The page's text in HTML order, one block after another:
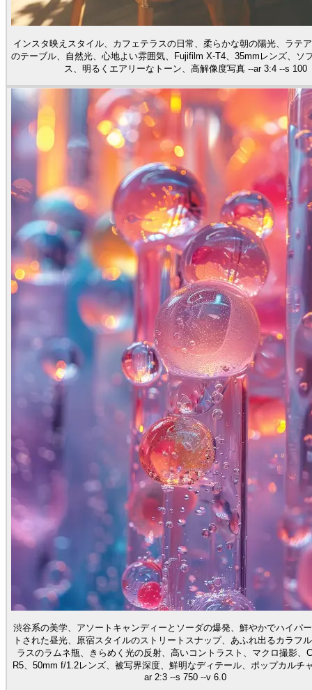
インスタ映えスタイル、カフェテラスの日常、柔らかな朝の陽光、ラテ
のテーブル、自然光、心地よい雰囲気、Fujifilm X-T4、35mmレンズ、ソ
ス、明るくエアリーなトーン、高解像度写真 --ar 3:4 --s 100
渋谷系の美学、アソートキャンディーとソーダの爆発、鮮やかでハイパ
トされた昼光、原宿スタイルのストリートスナップ、あふれ出るカラフ
ラスのラムネ瓶、きらめく光の反射、高いコントラスト、マクロ撮影、
R5、50mm f/1.2レンズ、被写界深度、鮮明なディテール、ポップカルチ
ar 2:3 --s 750 --v 6.0